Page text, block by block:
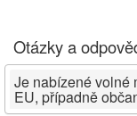
Otázky a
Je nabízené volné
EU, případně